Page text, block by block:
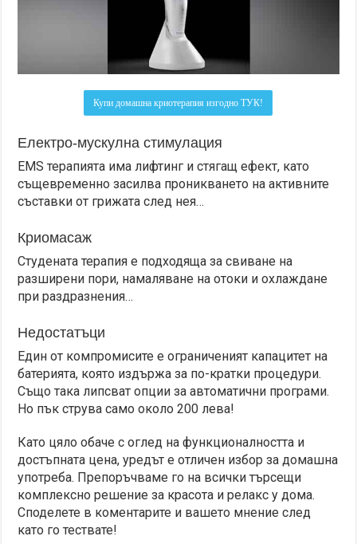
Купи домашна криотерапия изгодно ТУК!
Електро-мускулна стимулация
EMS терапията има лифтинг и стягащ ефект, като
същевременно засилва проникването на активните
съставки от грижата след нея…
Криомасаж
Студената терапия е подходяща за свиване на
разширени пори, намаляване на отоки и охлаждане
при раздразнения…
Недостатъци
Един от компромисите е ограниченият капацитет на
батерията, която издържа за по-кратки процедури.
Също така липсват опции за автоматични програми.
Но пък струва само около 200 лева!
Като цяло обаче с оглед на функционалността и
достъпната цена, уредът е отличен избор за домашна
употреба. Препоръчваме го на всички търсещи
комплексно решение за красота и релакс у дома.
Споделете в коментарите и вашето мнение след
като го тествате!